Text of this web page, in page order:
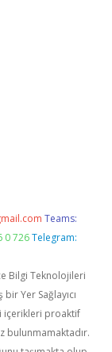
Teams:
0 726 Telegram:
Bilgi Teknolojileri
Yer Sağlayıcı
içerikleri proaktif
bulunmamaktadır.